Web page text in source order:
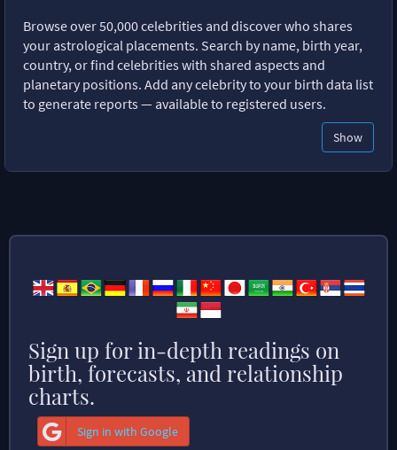
Browse over 50,000 celebrities and discover who shares
your astrological placements. Search by name, birth year,
country, or find celebrities with shared aspects and
planetary positions. Add any celebrity to your birth data list
to generate reports — available to registered users.
Show
Sign up for in-depth readings on
birth, forecasts, and relationship
charts.
Sign in with Google